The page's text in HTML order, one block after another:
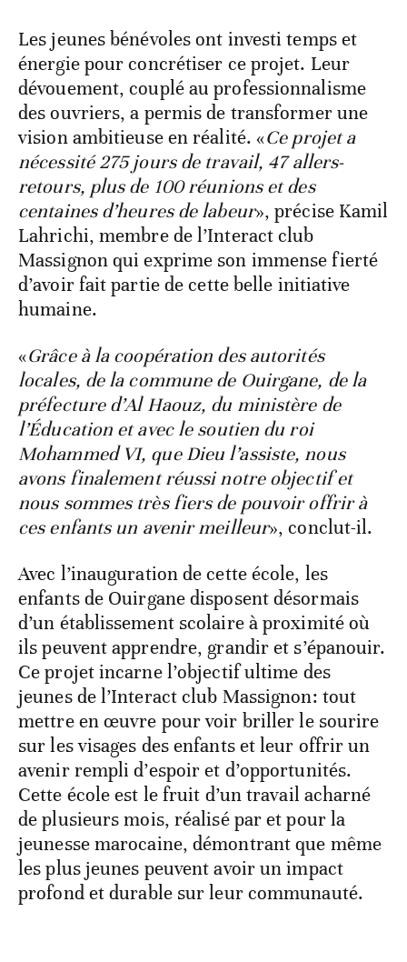
Les jeunes bénévoles ont investi temps et
énergie pour concrétiser ce projet. Leur
dévouement, couplé au professionnalisme
des ouvriers, a permis de transformer une
vision ambitieuse en réalité. «Ce projet a
nécessité 275 jours de travail, 47 allers-
retours, plus de 100 réunions et des
centaines d’heures de labeur», précise Kamil
Lahrichi, membre de l’Interact club
Massignon qui exprime son immense fierté
d’avoir fait partie de cette belle initiative
humaine.
«Grâce à la coopération des autorités
locales, de la commune de Ouirgane, de la
préfecture d’Al Haouz, du ministère de
l’Éducation et avec le soutien du roi
Mohammed VI, que Dieu l’assiste, nous
avons finalement réussi notre objectif et
nous sommes très fiers de pouvoir offrir à
ces enfants un avenir meilleur», conclut-il.
Avec l’inauguration de cette école, les
enfants de Ouirgane disposent désormais
d’un établissement scolaire à proximité où
ils peuvent apprendre, grandir et s’épanouir.
Ce projet incarne l’objectif ultime des
jeunes de l’Interact club Massignon: tout
mettre en œuvre pour voir briller le sourire
sur les visages des enfants et leur offrir un
avenir rempli d’espoir et d’opportunités.
Cette école est le fruit d’un travail acharné
de plusieurs mois, réalisé par et pour la
jeunesse marocaine, démontrant que même
les plus jeunes peuvent avoir un impact
profond et durable sur leur communauté.